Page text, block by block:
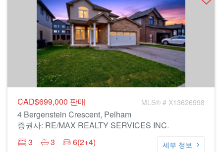
CAD$699,000 판매 MLS® # X13626998
4 Bergenstein Crescent, Pelham
증권사: RE/MAX REALTY SERVICES INC.
3
3 6(2+4) 세부 정보